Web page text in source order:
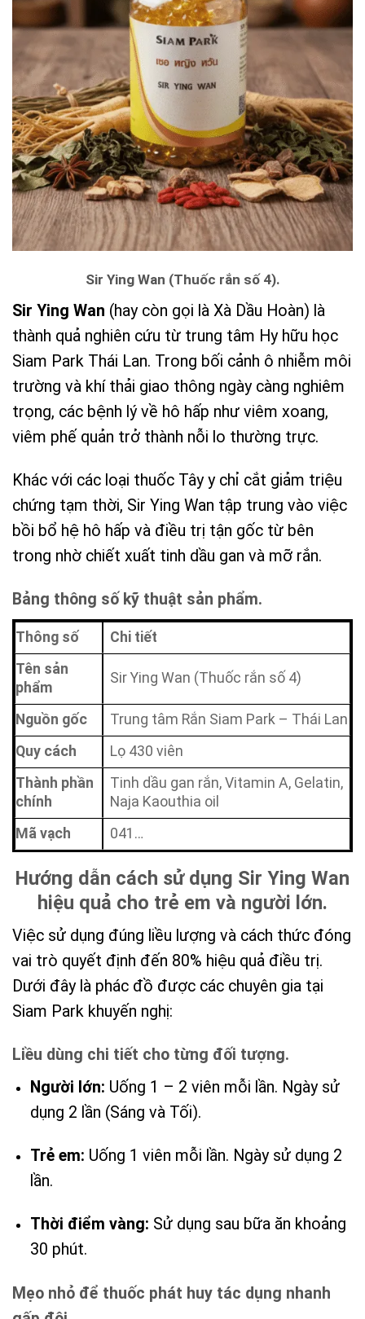
Sir Ying Wan (Thuốc rắn số 4).
Sir Ying Wan (hay còn gọi là Xà Dầu Hoàn) là
thành quả nghiên cứu từ trung tâm Hy hữu học
Siam Park Thái Lan. Trong bối cảnh ô nhiễm môi
trường và khí thải giao thông ngày càng nghiêm
trọng, các bệnh lý về hô hấp như viêm xoang,
viêm phế quản trở thành nỗi lo thường trực.
Khác với các loại thuốc Tây y chỉ cắt giảm triệu
chứng tạm thời, Sir Ying Wan tập trung vào việc
bồi bổ hệ hô hấp và điều trị tận gốc từ bên
trong nhờ chiết xuất tinh dầu gan và mỡ rắn.
Bảng thông số kỹ thuật sản phẩm.
Thông số
Chi tiết
Tên sản
phẩm
Sir Ying Wan (Thuốc rắn số 4)
Nguồn gốc
Trung tâm Rắn Siam Park – Thái Lan
Quy cách
Lọ 430 viên
Thành phần
chính
Tinh dầu gan rắn, Vitamin A, Gelatin,
Naja Kaouthia oil
Mã vạch
041…
Hướng dẫn cách sử dụng Sir Ying Wan
hiệu quả cho trẻ em và người lớn.
Việc sử dụng đúng liều lượng và cách thức đóng
vai trò quyết định đến 80% hiệu quả điều trị.
Dưới đây là phác đồ được các chuyên gia tại
Siam Park khuyến nghị:
Liều dùng chi tiết cho từng đối tượng.
Người lớn: Uống 1 – 2 viên mỗi lần. Ngày sử
dụng 2 lần (Sáng và Tối).
Trẻ em: Uống 1 viên mỗi lần. Ngày sử dụng 2
lần.
Thời điểm vàng: Sử dụng sau bữa ăn khoảng
30 phút.
Mẹo nhỏ để thuốc phát huy tác dụng nhanh